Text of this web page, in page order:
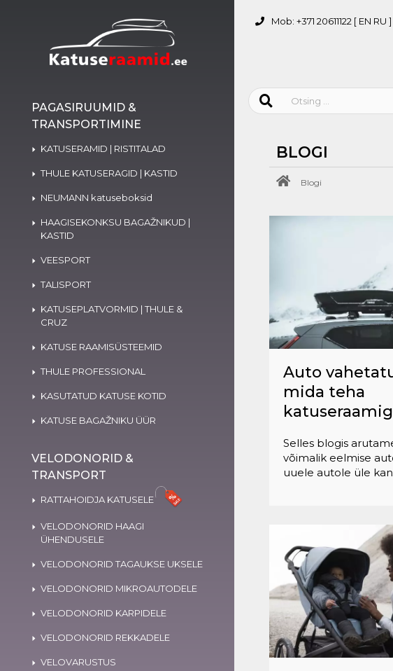
PAGASIRUUMID &
TRANSPORTIMINE
KATUSERAMID | RISTITALAD
THULE KATUSERAGID | KASTID
NEUMANN katuseboksid
HAAGISEKONKSU BAGAŽNIKUD |
KASTID
VEESPORT
TALISPORT
KATUSEPLATVORMID | THULE &
CRUZ
KATUSE RAAMISÜSTEEMID
THULE PROFESSIONAL
KASUTATUD KATUSE KOTID
KATUSE BAGAŽNIKU ÜÜR
VELODONORID &
TRANSPORT
RATTAHOIDJA KATUSELE
VELODONORID HAAGI
ÜHENDUSELE
VELODONORID TAGAUKSE UKSELE
VELODONORID MIKROAUTODELE
VELODONORID KARPIDELE
VELODONORID REKKADELE
VELOVARUSTUS
Mob: +371 20611122 [ EN RU ]
BLOGI
Blogi
Auto
mida teha
Selles blogis
võimalik eelmise
uuele autole üle